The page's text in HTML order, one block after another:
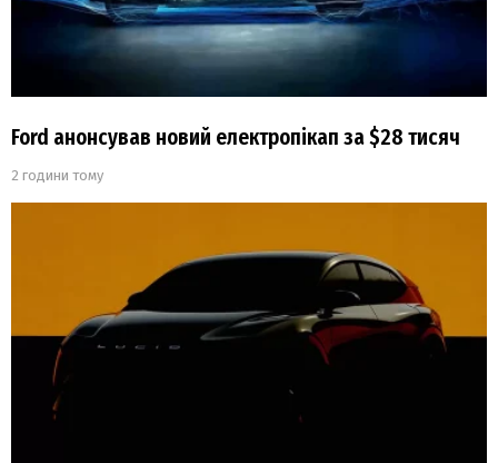
Ford анонсував новий електропікап за $28 тисяч
2 години тому